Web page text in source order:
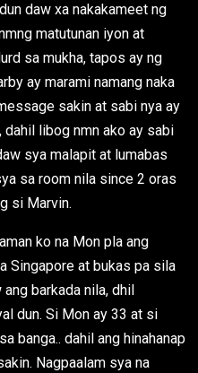
daw xa nakakameet ng
matutunan iyon at
sa mukha, tapos ay ng
ay marami namang naka
sakin at sabi nya ay
dahil libog nmn ako ay sabi
sya malapit at lumabas
sa room nila since 2 oras
si Marvin.
ko na Mon pla ang
Singapore at bukas pa sila
barkada nila, dhil
dun. Si Mon ay 33 at si
banga.. dahil ang hinahanap
Nagpaalam sya na